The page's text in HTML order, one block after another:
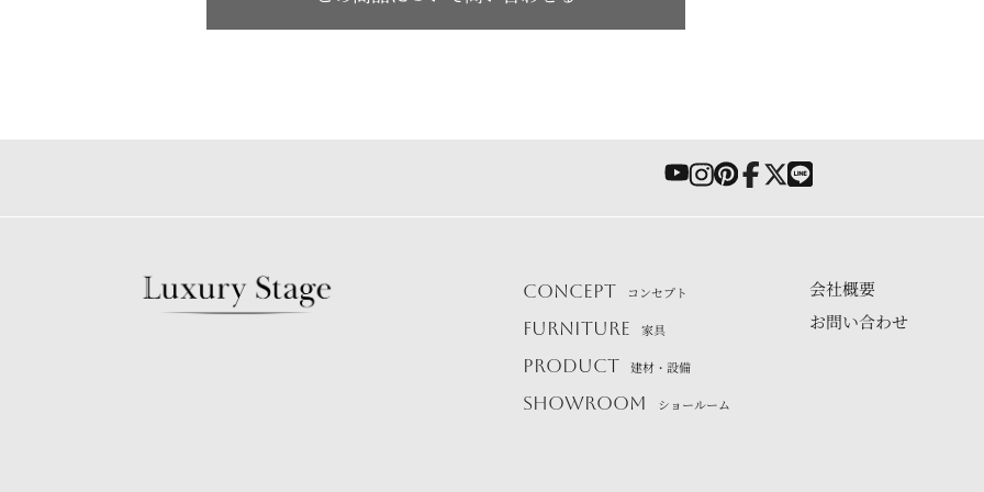
CONCEPT コンセプト
FURNITURE 家具
PRODUCT 建材・設備
SHOWROOM ショールーム
会社概要
お問い合わせ